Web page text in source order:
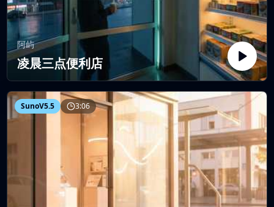
阿屿
凌晨三点便利店
SunoV5.5 3:06